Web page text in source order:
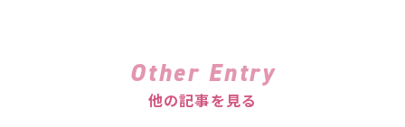
Other Entry
他の記事を見る